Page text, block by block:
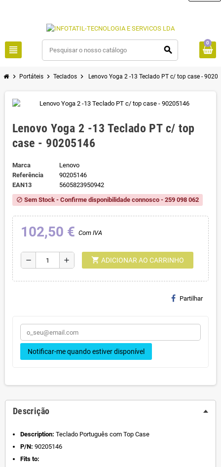
view_headline search
0
chevron_right Portáteis chevron_right Teclados chevron_right Lenovo Yoga 2 -13 Teclado PT c/ top case -
Lenovo Yoga 2 -13 Teclado PT c/ top
case - 90205146
Marca
Lenovo
Referência
90205146
EAN13
5605823950942
block Sem Stock - Confirme disponibilidade connosco - 259 098 062
102,50 € Com IVA
remove add shopping_cart ADICIONAR AO CARRINHO
Partilhar
Notificar-me quando estiver disponível
Descrição
Description: Teclado Português com Top Case
P/N: 90205146
Fits to: